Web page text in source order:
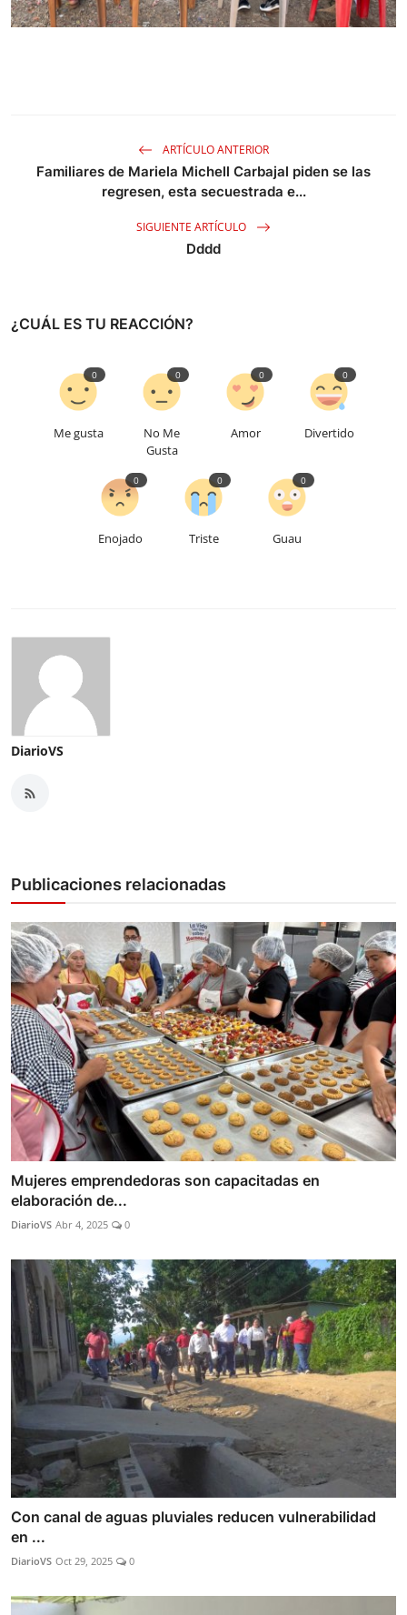
ARTÍCULO ANTERIOR
Familiares de Mariela Michell Carbajal piden se las
regresen, esta secuestrada e...
SIGUIENTE ARTÍCULO
Dddd
¿CUÁL ES TU REACCIÓN?
Me gusta
0
No Me
Gusta
0
Amor
0
Divertido
0
Enojado
0
Triste
0
Guau
0
DiarioVS
Publicaciones relacionadas
Mujeres emprendedoras son capacitadas en
elaboración de...
DiarioVS Abr 4, 2025 0
Con canal de aguas pluviales reducen vulnerabilidad
en ...
DiarioVS Oct 29, 2025 0